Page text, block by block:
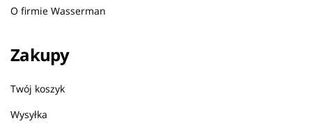
O firmie Wasserman
Zakupy
Twój koszyk
Wysyłka